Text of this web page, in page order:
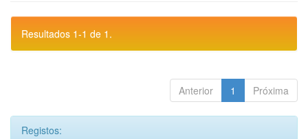
Resultados 1-1 de 1.
Anterior 1 Próxima
Registos: